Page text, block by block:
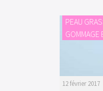
PEAU
GOMMAGE
12 février 2017